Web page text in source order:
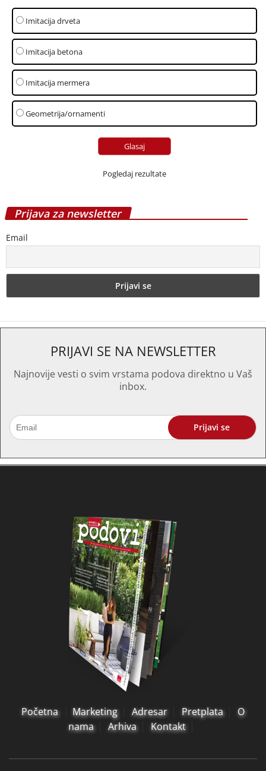
Imitacija drveta
Imitacija betona
Imitacija mermera
Geometrija/ornamenti
Pogledaj rezultate
Prijava za newsletter
Email
PRIJAVI SE NA NEWSLETTER
Najnovije vesti o svim vrstama podova direktno u Vaš
inbox.
Početna Marketing Adresar Pretplata
O
nama
Arhiva Kontakt